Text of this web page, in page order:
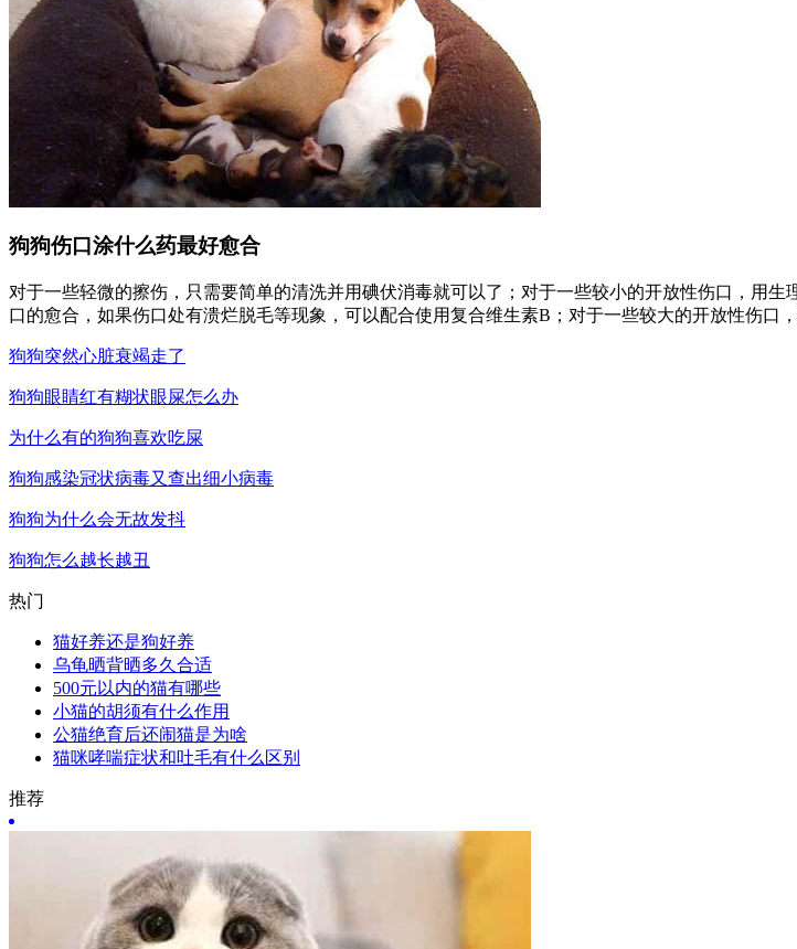
狗狗伤口涂什么药最好愈合
对于一些轻微的擦伤，只需要简单的清洗并用碘伏消毒就可以了；对于一些较小的开放性伤口，用
口的愈合，如果伤口处有溃烂脱毛等现象，可以配合使用复合维生素B；对于一些较大的开放性伤口，
狗狗突然心脏衰竭走了
狗狗眼睛红有糊状眼屎怎么办
为什么有的狗狗喜欢吃屎
狗狗感染冠状病毒又查出细小病毒
狗狗为什么会无故发抖
狗狗怎么越长越丑
热门
猫好养还是狗好养
乌龟晒背晒多久合适
500元以内的猫有哪些
小猫的胡须有什么作用
公猫绝育后还闹猫是为啥
猫咪哮喘症状和吐毛有什么区别
推荐